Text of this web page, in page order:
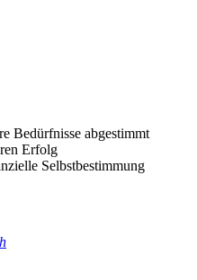
Bedürfnisse abgestimmt
Erfolg
Selbstbestimmung